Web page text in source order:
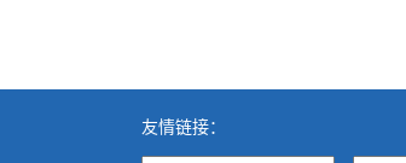
友情链接：